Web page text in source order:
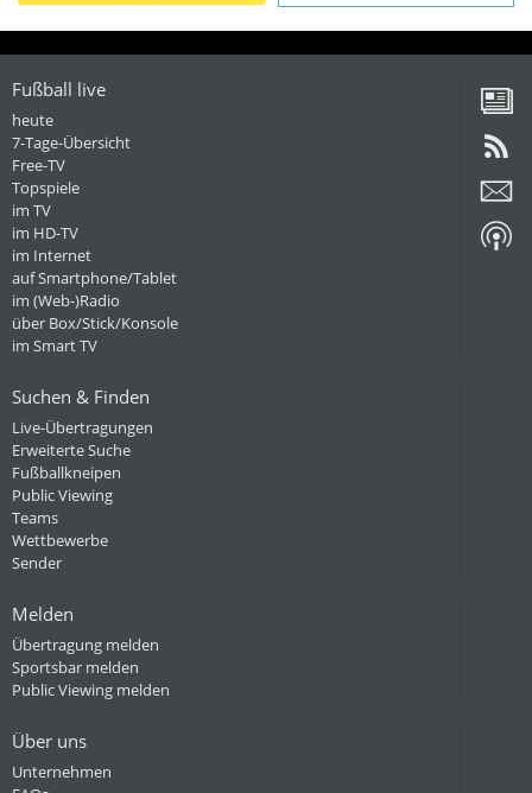
Fußball live
heute
7-Tage-Übersicht
Free-TV
Topspiele
im TV
im HD-TV
im Internet
auf Smartphone/Tablet
im (Web-)Radio
über Box/Stick/Konsole
im Smart TV
Suchen & Finden
Live-Übertragungen
Erweiterte Suche
Fußballkneipen
Public Viewing
Teams
Wettbewerbe
Sender
Melden
Übertragung melden
Sportsbar melden
Public Viewing melden
Über uns
Unternehmen